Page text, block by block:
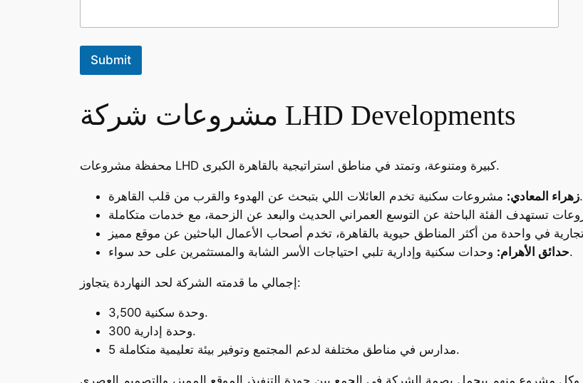
Submit
مشروعات شركة LHD Developments
محفظة مشروعات LHD كبيرة ومتنوعة، وتمتد في مناطق استراتيجية بالقاهرة الكبرى.
زهراء المعادي:مشروعات سكنية تخدم العائلات اللي بتبحث عن الهدوء والقرب من قلب القاهرة.
حدائق الأهرام:وحدات سكنية وإدارية تلبي احتياجات الأسر الشابة والمستثمرين على حد سواء.
إجمالي ما قدمته الشركة لحد النهاردة يتجاوز:
3,500 وحدة سكنية.
300 وحدة إدارية.
5 مدارس في مناطق مختلفة لدعم المجتمع وتوفير بيئة تعليمية متكاملة.